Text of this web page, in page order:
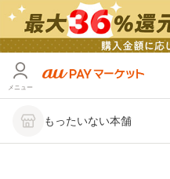
メニュー
もったいない本舗